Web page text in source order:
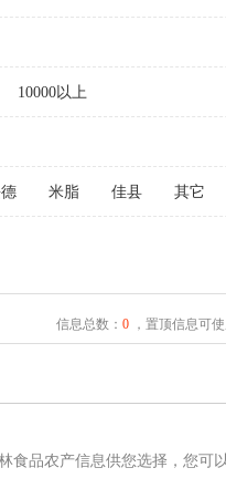
10000以上
米脂 佳县 其它
信息总数： 0，置顶信息可使
品农产信息供您选择，您可